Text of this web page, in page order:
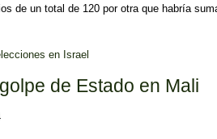
de un total de 120 por otra que habría
en Israel
de Estado en Mali